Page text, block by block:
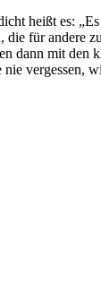
heißt es:
für
dann mit
vergessen,